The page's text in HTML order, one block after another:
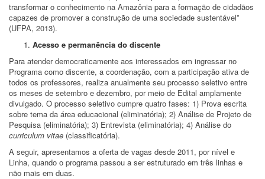
transformar o conhecimento na Amazônia para a formação de cidadãos
capazes de promover a construção de uma sociedade sustentável”
(UFPA, 2013).
Acesso e permanência do discente
Para atender democraticamente aos interessados em ingressar no
Programa como discente, a coordenação, com a participação ativa de
todos os professores, realiza anualmente seu processo seletivo entre
os meses de setembro e dezembro, por meio de Edital amplamente
divulgado. O processo seletivo cumpre quatro fases: 1) Prova escrita
sobre tema da área educacional (eliminatória); 2) Análise de Projeto de
Pesquisa (eliminatória); 3) Entrevista (eliminatória); 4) Análise do
curriculum vitae (classificatória).
A seguir, apresentamos a oferta de vagas desde 2011, por nível e
Linha, quando o programa passou a ser estruturado em três linhas e
não mais em duas.